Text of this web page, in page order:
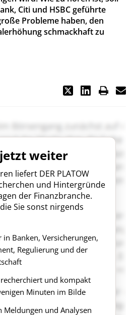
Citi und HSBC geführte
Probleme haben, den
schmackhaft zu
jetzt weiter
liefert DER PLATOW
und Hintergründe
der Finanzbranche.
Sie sonst nirgends
in Banken, Versicherungen,
Regulierung und der
und kompakt
Minuten im Bilde
Meldungen und Analysen